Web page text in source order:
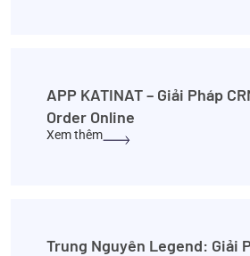
APP KATINAT – Giải Pháp
Order Online
Xem thêm
Trung Nguyên Legend: Giải